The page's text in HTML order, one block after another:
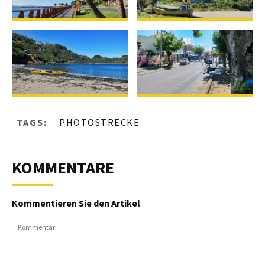
TAGS: PHOTOSTRECKE
KOMMENTARE
Kommentieren Sie den Artikel